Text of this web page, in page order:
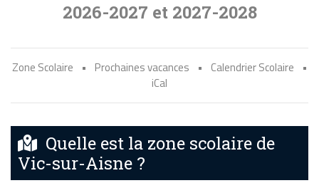
2026-2027 et 2027-2028
Zone Scolaire • Prochaines vacances • Calendrier Scolaire
•
iCal
Quelle est la zone scolaire de
Vic-sur-Aisne ?